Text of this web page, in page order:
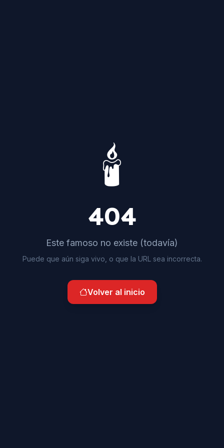
🕯️
404
Este famoso no existe (todavía)
Puede que aún siga vivo, o que la URL sea incorrecta.
Volver al inicio